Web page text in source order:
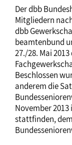
Der dbb
Mitgliedern
dbb
beamtenbund
27./28. Mai
Beschlossen
anderem die
November
stattfinden,